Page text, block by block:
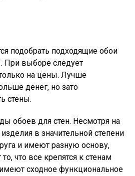
подобрать подходящие обои
При выборе следует
на цены. Лучше
денег, но зато
стены.
обоев для стен. Несмотря на
в значительной степени
и имеют разную основу,
что все крепятся к стенам
сходное функциональное